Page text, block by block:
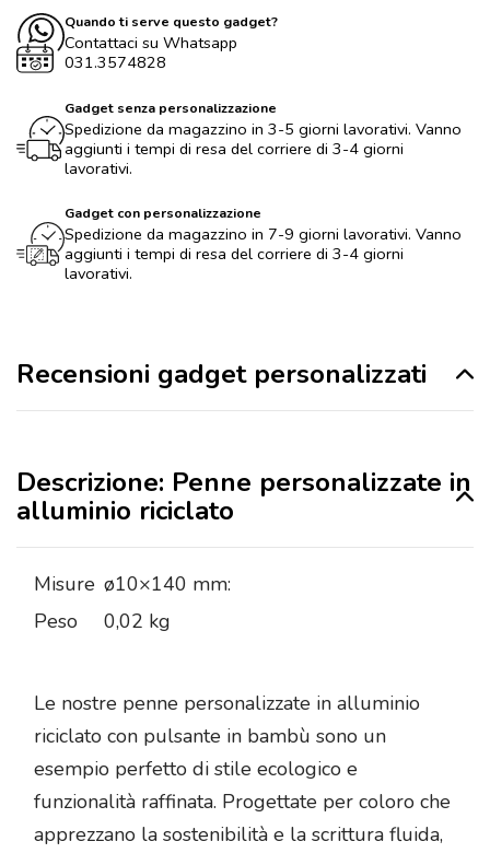
Quando ti serve questo gadget?
Contattaci su Whatsapp
031.3574828
Gadget senza personalizzazione
Spedizione da magazzino in 3-5 giorni lavorativi. Vanno
aggiunti i tempi di resa del corriere di 3-4 giorni
lavorativi.
Gadget con personalizzazione
Spedizione da magazzino in 7-9 giorni lavorativi. Vanno
aggiunti i tempi di resa del corriere di 3-4 giorni
lavorativi.
Recensioni gadget personalizzati
Descrizione: Penne personalizzate in
alluminio riciclato
Misure ø10×140 mm:
Peso
0,02 kg
Le nostre penne personalizzate in alluminio
riciclato con pulsante in bambù sono un
esempio perfetto di stile ecologico e
funzionalità raffinata. Progettate per coloro che
apprezzano la sostenibilità e la scrittura fluida,